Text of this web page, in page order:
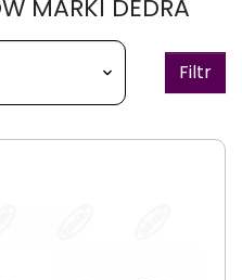
MARKI DEDRA
Filtr